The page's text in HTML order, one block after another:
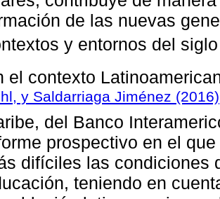
de las nuevas
y entornos del
el contexto
y Saldarriaga Jiménez (2016)
del Banco
prospectivo en el
difíciles las condiciones
teniendo en